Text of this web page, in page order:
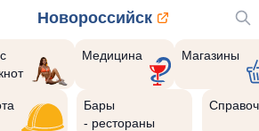
Новороссийск
Медицина Магазины
Бары
- рестораны